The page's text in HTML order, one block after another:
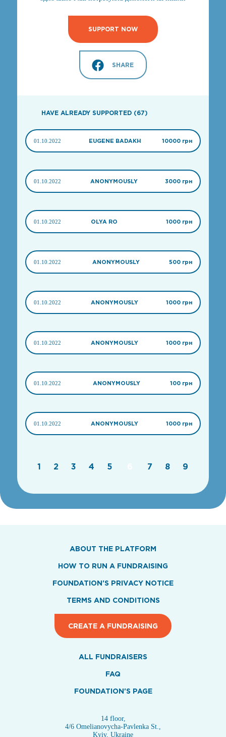
SUPPORT NOW
SHARE
HAVE ALREADY SUPPORTED (67)
01.10.2022 EUGENE BADAKH 10000 грн
01.10.2022 ANONYMOUSLY 3000 грн
01.10.2022 OLYA RO 1000 грн
01.10.2022 ANONYMOUSLY 500 грн
01.10.2022 ANONYMOUSLY 1000 грн
01.10.2022 ANONYMOUSLY 1000 грн
01.10.2022 ANONYMOUSLY 100 грн
01.10.2022 ANONYMOUSLY 1000 грн
1 2 3 4 5 7 8 9
ABOUT THE PLATFORM
HOW TO RUN A FUNDRAISING
FOUNDATION'S PRIVACY NOTICE
TERMS AND CONDITIONS
CREATE A FUNDRAISING
ALL FUNDRAISERS
FAQ
FOUNDATION'S PAGE
14 floor,
4/6 Omelianovycha-Pavlenka St.,
Kyiv, Ukraine